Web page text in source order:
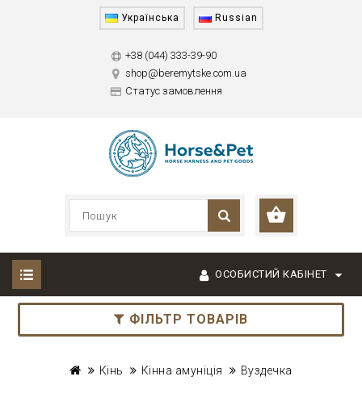
Українська Russian
+38 (044) 333-39-90
shop@beremytske.com.ua
Статус замовлення
ОСОБИСТИЙ КАБІНЕТ
ФІЛЬТР ТОВАРІВ
Кінь Кінна амуніція Вуздечка